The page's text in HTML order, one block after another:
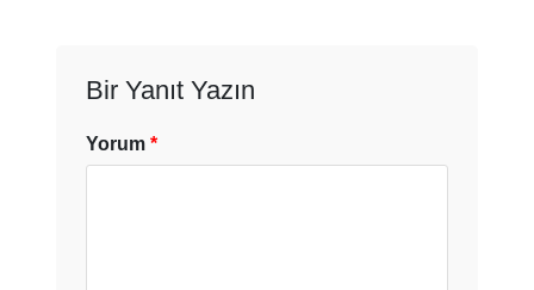
Bir Yanıt Yazın
Yorum *